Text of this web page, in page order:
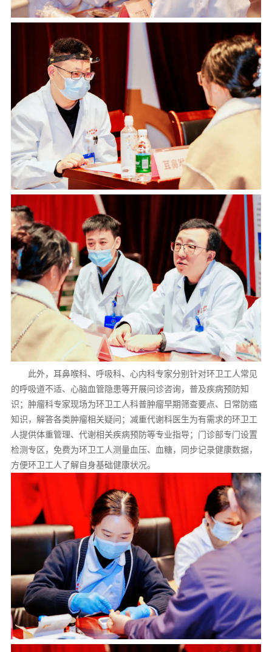
此外，耳鼻喉科、呼吸科、心内科专家分别针对环卫工人常见
的呼吸道不适、心脑血管隐患等开展问诊咨询，普及疾病预防知
识；肿瘤科专家现场为环卫工人科普肿瘤早期筛查要点、日常防癌
知识，解答各类肿瘤相关疑问；减重代谢科医生为有需求的环卫工
人提供体重管理、代谢相关疾病预防等专业指导；门诊部专门设置
检测专区，免费为环卫工人测量血压、血糖，同步记录健康数据，
方便环卫工人了解自身基础健康状况。